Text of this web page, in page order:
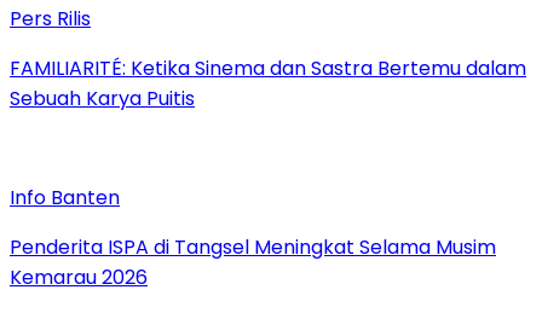
Pers Rilis
FAMILIARITÉ: Ketika Sinema dan Sastra Bertemu dalam
Sebuah Karya Puitis
Info Banten
Penderita ISPA di Tangsel Meningkat Selama Musim
Kemarau 2026